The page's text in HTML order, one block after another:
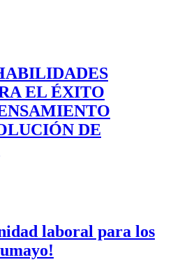
EL ÉXITO
DE
laboral para los